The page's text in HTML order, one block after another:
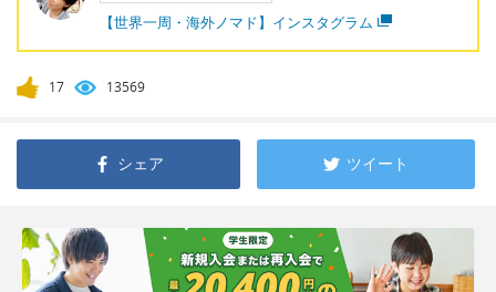
【世界一周・海外ノマド】インスタグラム
17 13569
シェア ツイート